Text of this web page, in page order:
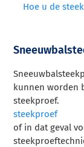
Hoe u de
kunnen worden
steekproef.
steekproef
of in dat geval